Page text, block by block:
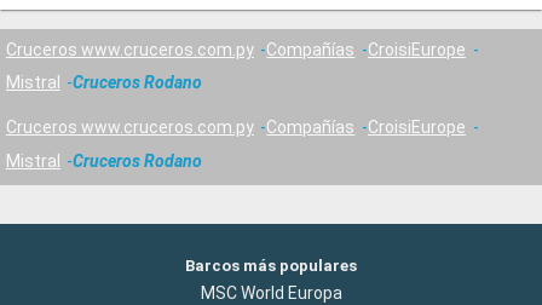
Cruceros www.cruceros.com.py Compañías
CroisiEurope
Mistral
Cruceros Rodano
Cruceros www.cruceros.com.py Compañías
CroisiEurope
Mistral
Cruceros Rodano
Barcos más populares
MSC World Europa